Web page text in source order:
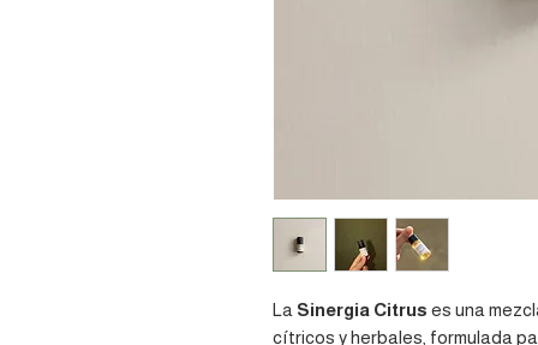
La Sinergia Citrus es una
cítricos y herbales, formulada